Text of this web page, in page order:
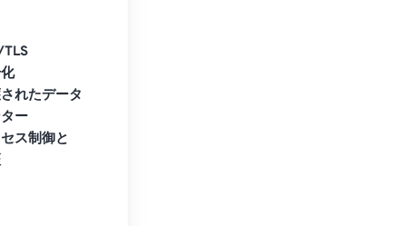
TLS
れたデータ
ー
ス制御と